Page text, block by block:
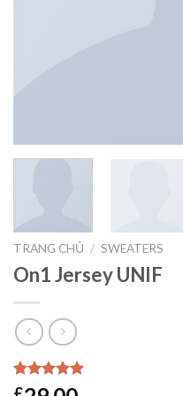
TRANG CHỦ / SWEATERS
On1 Jersey UNIF
5.00trên 5
1